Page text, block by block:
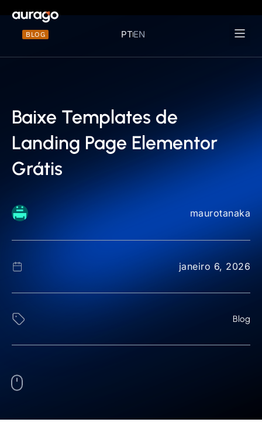
BLOG PTEN
Baixe Templates de
Landing Page Elementor
Grátis
maurotanaka
janeiro 6, 2026
Blog